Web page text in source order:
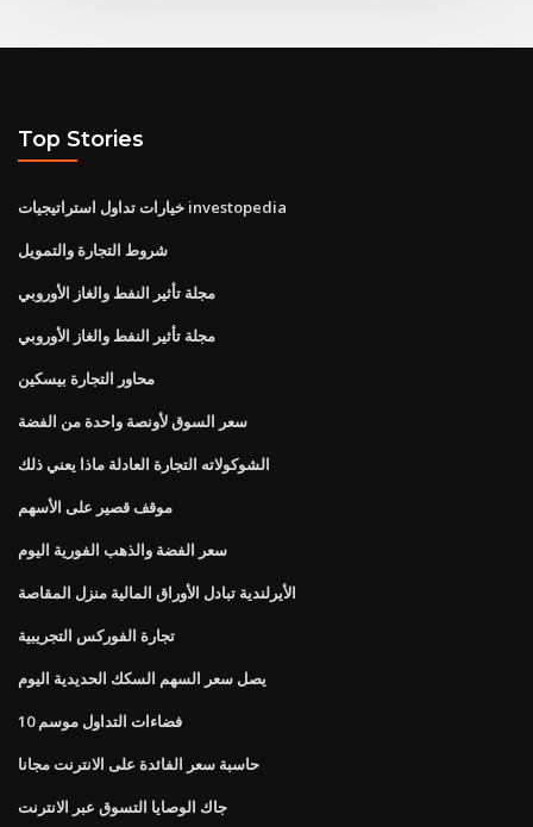
Top Stories
خيارات تداول استراتيجيات investopedia
شروط التجارة والتمويل
مجلة تأثير النفط والغاز الأوروبي
مجلة تأثير النفط والغاز الأوروبي
محاور التجارة بيسكين
سعر السوق لأونصة واحدة من الفضة
الشوكولاته التجارة العادلة ماذا يعني ذلك
موقف قصير على الأسهم
سعر الفضة والذهب الفورية اليوم
الأيرلندية تبادل الأوراق المالية منزل المقاصة
تجارة الفوركس التجريبية
يصل سعر السهم السكك الحديدية اليوم
فضاءات التداول موسم 10
حاسبة سعر الفائدة على الانترنت مجانا
جاك الوصايا التسوق عبر الانترنت